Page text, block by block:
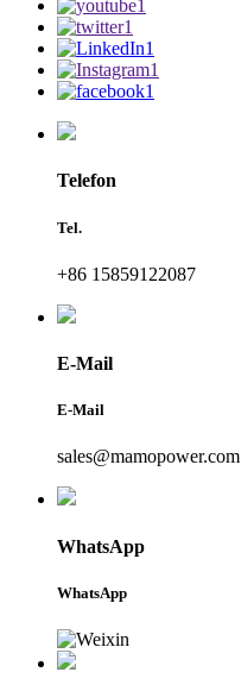
Telefon
Tel.
+86 15859122087
E-Mail
E-Mail
sales@mamopower.com
WhatsApp
WhatsApp